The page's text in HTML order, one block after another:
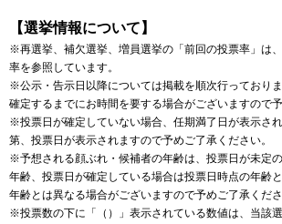
【選挙情報について】
※再選挙、補欠選挙、増員選挙の「前回の投票率」は
率を参照しています。
※公示・告示日以降については掲載を順次行っており
確定するまでにお時間を要する場合がございますので
※投票日が確定していない場合、任期満了日が表示さ
第、投票日が表示されますので予めご了承ください。
※予想される顔ぶれ・候補者の年齢は、投票日が未定
年齢、投票日が確定している場合は投票日時点の年齢
年齢とは異なる場合がございますので予めご了承くださ
※投票数の下に「（）」表示されている数値は、当該